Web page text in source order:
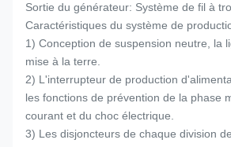
Sortie du générateur: Système de fil à
Caractéristiques du système de
1) Conception de suspension neutre, la
mise à la terre.
2) L'interrupteur de production
les fonctions de prévention de la phase
courant et du choc électrique.
3) Les disjoncteurs de chaque division